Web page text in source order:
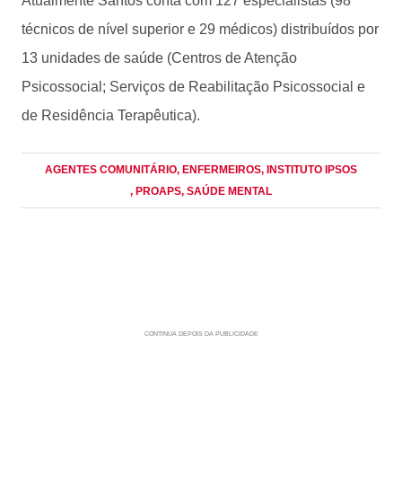
técnicos de nível superior e 29 médicos) distribuídos por
13 unidades de saúde (Centros de Atenção
Psicossocial; Serviços de Reabilitação Psicossocial e
de Residência Terapêutica).
AGENTES COMUNITÁRIO, ENFERMEIROS, INSTITUTO IPSOS
, PROAPS, SAÚDE MENTAL